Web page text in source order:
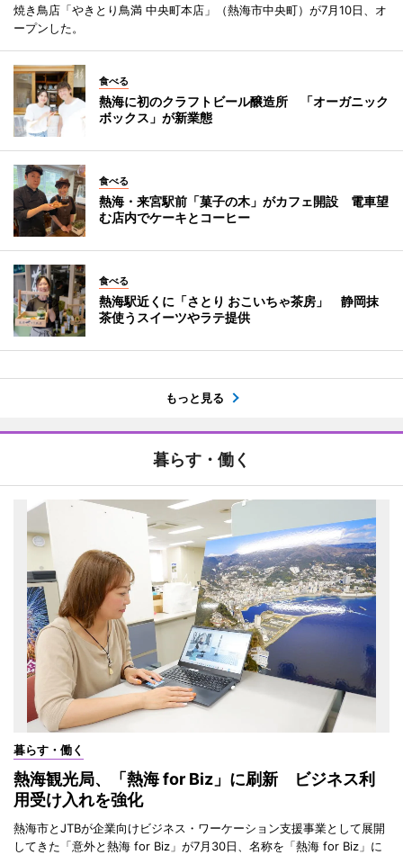
焼き鳥店「やきとり鳥満 中央町本店」（熱海市中央町）が7月10日、オ
ープンした。
食べる
熱海に初のクラフトビール醸造所 「オーガニック
ボックス」が新業態
食べる
熱海・来宮駅前「菓子の木」がカフェ開設 電車望
む店内でケーキとコーヒー
食べる
熱海駅近くに「さとり おこいちゃ茶房」 静岡抹
茶使うスイーツやラテ提供
もっと見る
暮らす・働く
暮らす・働く
熱海観光局、「熱海 for Biz」に刷新 ビジネス利
用受け入れを強化
熱海市とJTBが企業向けビジネス・ワーケーション支援事業として展開
してきた「意外と熱海 for Biz」が7月30日、名称を「熱海 for Biz」に